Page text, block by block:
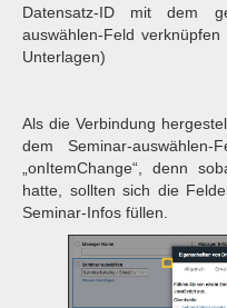
Datensatz-ID mit dem
auswählen-Feld
Unterlagen)
Als die Verbindung
dem Seminar-
„onItemChange“, denn
hatte, sollten sich die
Seminar-Infos füllen.